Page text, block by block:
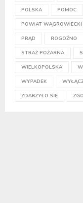
POLSKA POMOC
POWIAT WĄGROWIECKI
PRĄD ROGOŹNO
STRAŻ POŻARNA
WIELKOPOLSKA
WYPADEK
ZDARZYŁO SIĘ